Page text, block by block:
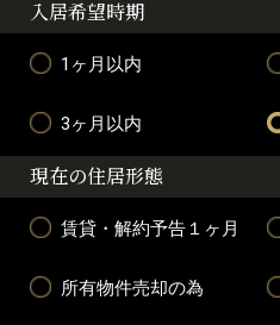
入居希望時期
1ヶ月以内
3ヶ月以内
現在の住居形態
賃貸・解約予告１ヶ月
所有物件売却の為